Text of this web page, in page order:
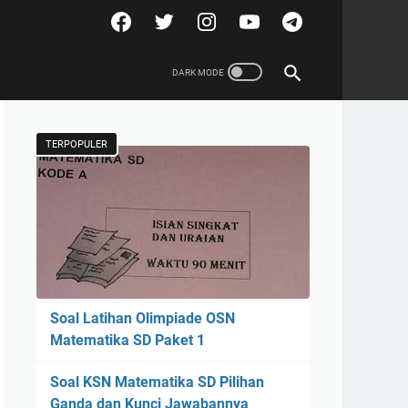
TERPOPULER
Soal Latihan Olimpiade OSN
Matematika SD Paket 1
Soal KSN Matematika SD Pilihan
Ganda dan Kunci Jawabannya